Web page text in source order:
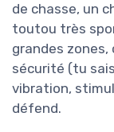
de chasse, un
toutou très
grandes zones,
sécurité (tu
vibration,
défend.